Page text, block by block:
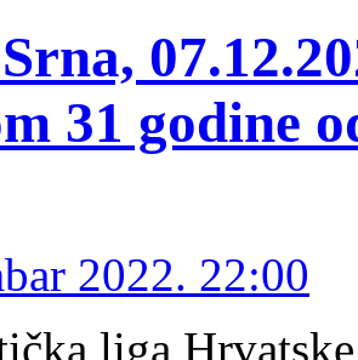
31 godine
2022. 22:00
liga